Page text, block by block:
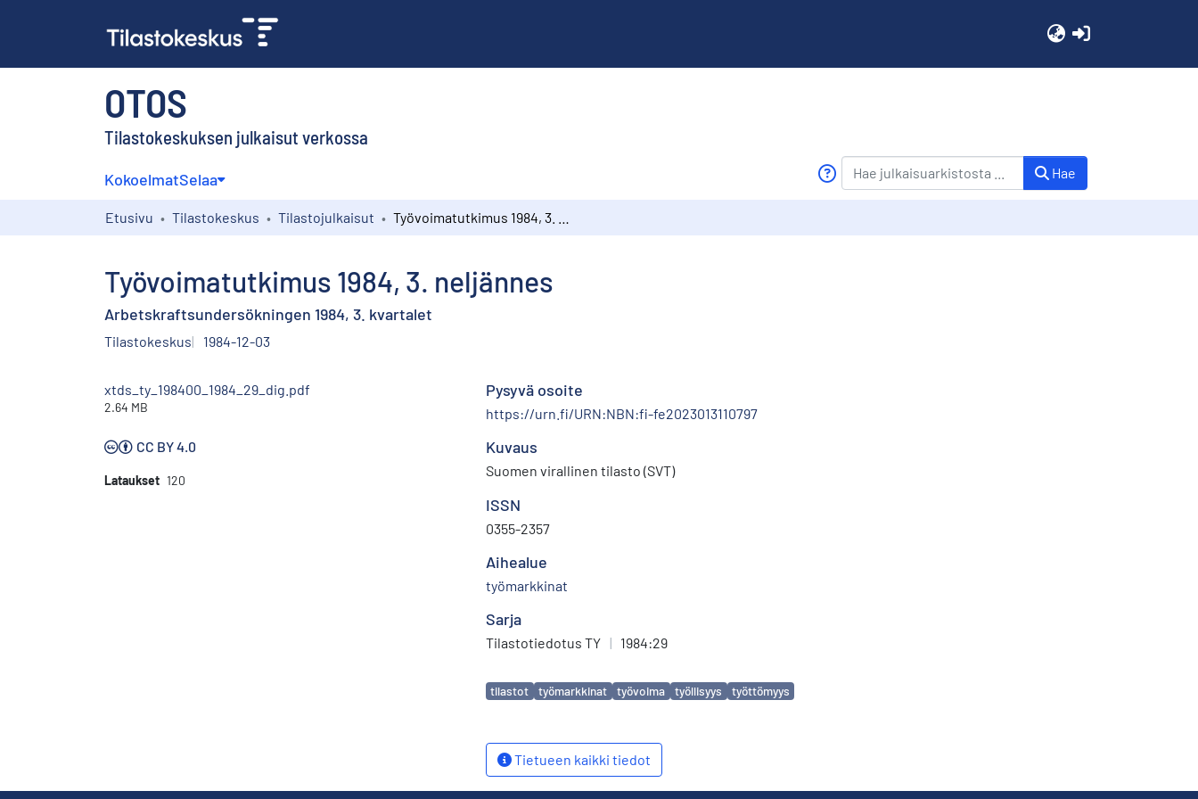
OTOS
Tilastokeskuksen julkaisut verkossa
KokoelmatSelaa Hae
Etusivu Tilastokeskus Tilastojulkaisut
Työvoimatutkimus 1984, 3. neljännes
Arbetskraftsundersökningen 1984, 3. kvartalet
Tilastokeskus 1984-12-03
xtds_ty_198400_1984_29_dig.pdf
2.64 MB
CC BY 4.0
Lataukset 120
Pysyvä osoite
https://urn.fi/URN:NBN:fi-fe2023013110797
Kuvaus
Suomen virallinen tilasto (SVT)
ISSN
0355-2357
Aihealue
työmarkkinat
Sarja
Tilastotiedotus TY | 1984:29
Avainsanat
tilastot työmarkkinat työvoima työllisyys työttömyys
Tietueen kaikki tiedot